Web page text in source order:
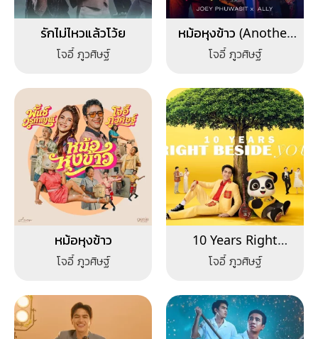
รักไม่ไหวแล้วโว้ย
โจอี้ ภูวศิษฐ์
หม้อหุงข้าว (Another
Version)
โจอี้ ภูวศิษฐ์
หม้อหุงข้าว
โจอี้ ภูวศิษฐ์
10 Years Right
Beside You
โจอี้ ภูวศิษฐ์